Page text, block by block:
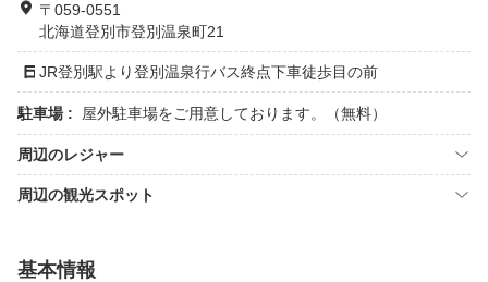
〒059-0551
北海道登別市登別温泉町21
JR登別駅より登別温泉行バス終点下車徒歩目の前
駐車場 : 屋外駐車場をご用意しております。（無料）
周辺のレジャー
周辺の観光スポット
基本情報